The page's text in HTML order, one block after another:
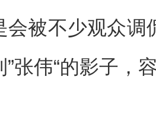
会被不少观众
张伟“的影子，